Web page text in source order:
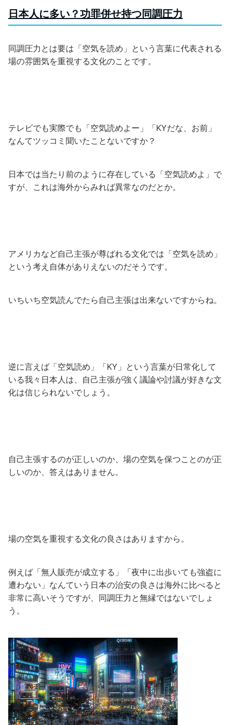
日本人に多い？功罪併せ持つ同調圧力
同調圧力とは要は「空気を読め」という言葉に代表される
場の雰囲気を重視する文化のことです。
テレビでも実際でも「空気読めよー」「KYだな、お前」
なんてツッコミ聞いたことないですか？
日本では当たり前のように存在している「空気読めよ」で
すが、これは海外からみれば異常なのだとか。
アメリカなど自己主張が尊ばれる文化では「空気を読め」
という考え自体がありえないのだそうです。
いちいち空気読んでたら自己主張は出来ないですからね。
逆に言えば「空気読め」「KY」という言葉が日常化して
いる我々日本人は、自己主張が強く議論や討議が好きな文
化は信じられないでしょう。
自己主張するのが正しいのか、場の空気を保つことのが正
しいのか、答えはありません。
場の空気を重視する文化の良さはありますから。
例えば「無人販売が成立する」「夜中に出歩いても強盗に
遭わない」なんていう日本の治安の良さは海外に比べると
非常に高いそうですが、同調圧力と無縁ではないでしょ
う。